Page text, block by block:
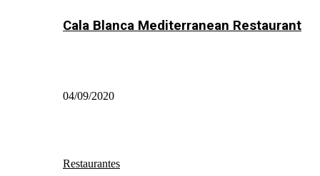
Cala Blanca Mediterranean Restaurant
04/09/2020
Restaurantes